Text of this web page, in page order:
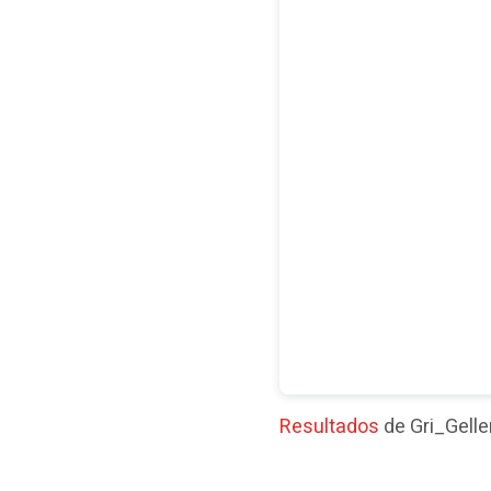
Resultados de